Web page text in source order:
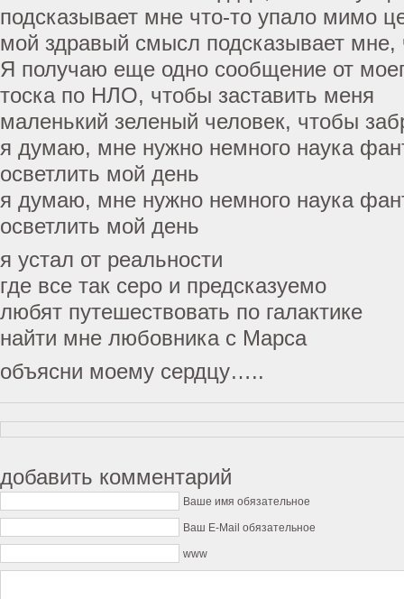
подсказывает мне что-то упало мимо
мой здравый смысл подсказывает мне,
Я получаю еще одно сообщение от
тоска по НЛО, чтобы заставить меня
маленький зеленый человек, чтобы
я думаю, мне нужно немного наука
осветлить мой день
я думаю, мне нужно немного наука
осветлить мой день
я устал от реальности
где все так серо и предсказуемо
любят путешествовать по галактике
найти мне любовника с Марса
объясни моему сердцу…..
добавить комментарий
Ваше имя обязательное
Ваш E-Mail обязательное
www